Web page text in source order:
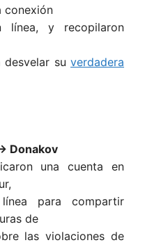
conexión
y recopilaron
desvelar su verdadera
Donakov
una cuenta en
para compartir
de
las violaciones de